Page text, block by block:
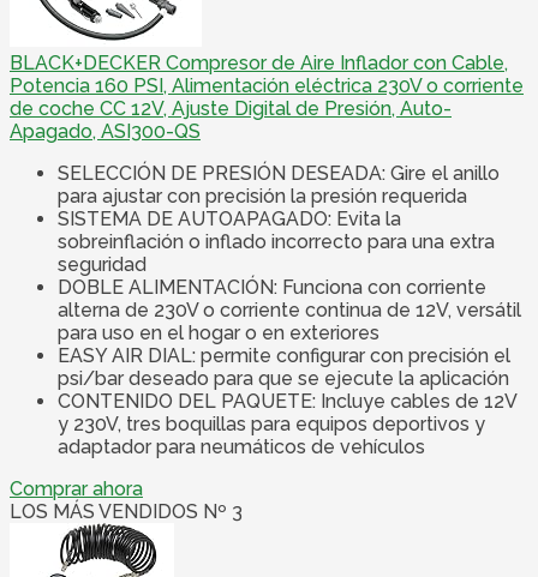
BLACK+DECKER Compresor de Aire Inflador con Cable,
Potencia 160 PSI, Alimentación eléctrica 230V o corriente
de coche CC 12V, Ajuste Digital de Presión, Auto-
Apagado, ASI300-QS
SELECCIÓN DE PRESIÓN DESEADA: Gire el anillo
para ajustar con precisión la presión requerida
SISTEMA DE AUTOAPAGADO: Evita la
sobreinflación o inflado incorrecto para una extra
seguridad
DOBLE ALIMENTACIÓN: Funciona con corriente
alterna de 230V o corriente continua de 12V, versátil
para uso en el hogar o en exteriores
EASY AIR DIAL: permite configurar con precisión el
psi/bar deseado para que se ejecute la aplicación
CONTENIDO DEL PAQUETE: Incluye cables de 12V
y 230V, tres boquillas para equipos deportivos y
adaptador para neumáticos de vehículos
Comprar ahora
LOS MÁS VENDIDOS Nº 3